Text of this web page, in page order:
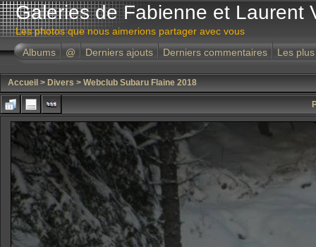
Galeries de Fabienne et Laurent
Les photos que nous aimerions partager avec vous
Albums
@ Derniers ajouts Derniers commentaires Les
Accueil > Divers > Webclub Subaru Flaine 2018